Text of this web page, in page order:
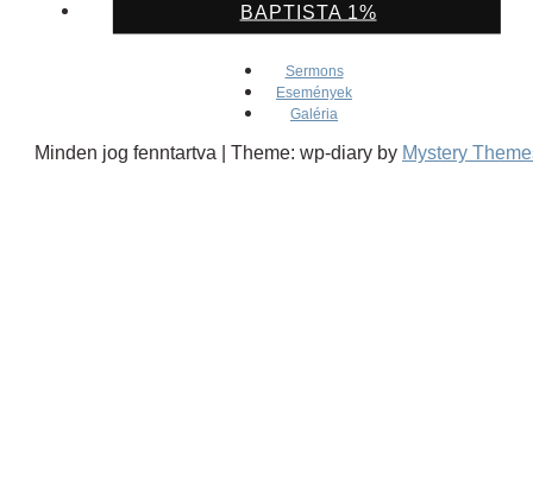
BAPTISTA 1%
Sermons
Események
Galéria
Minden jog fenntartva Theme: wp-diary by Mystery